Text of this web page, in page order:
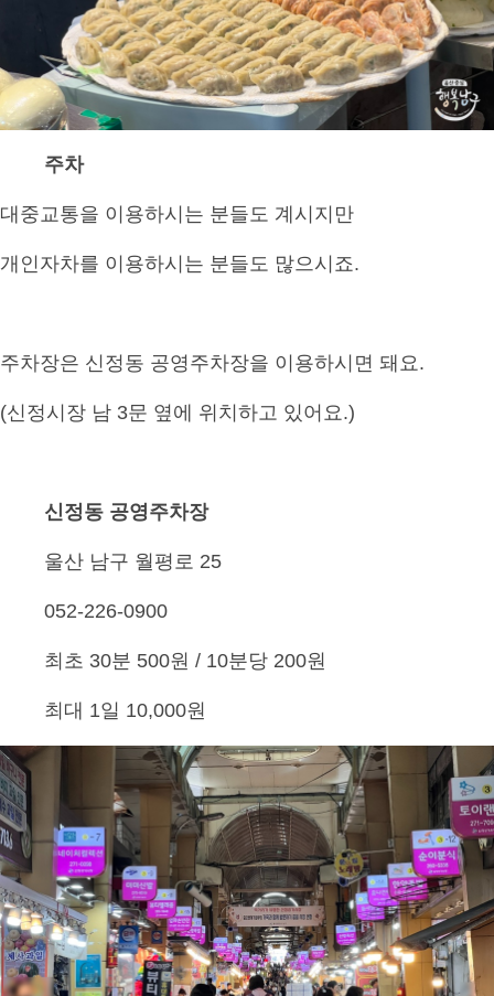
주차
대중교통을 이용하시는 분들도 계시지만
개인자차를 이용하시는 분들도 많으시죠.
주차장은 신정동 공영주차장을 이용하시면 돼요.
(신정시장 남 3문 옆에 위치하고 있어요.)
신정동 공영주차장
울산 남구 월평로 25
052-226-0900
최초 30분 500원 / 10분당 200원
최대 1일 10,000원